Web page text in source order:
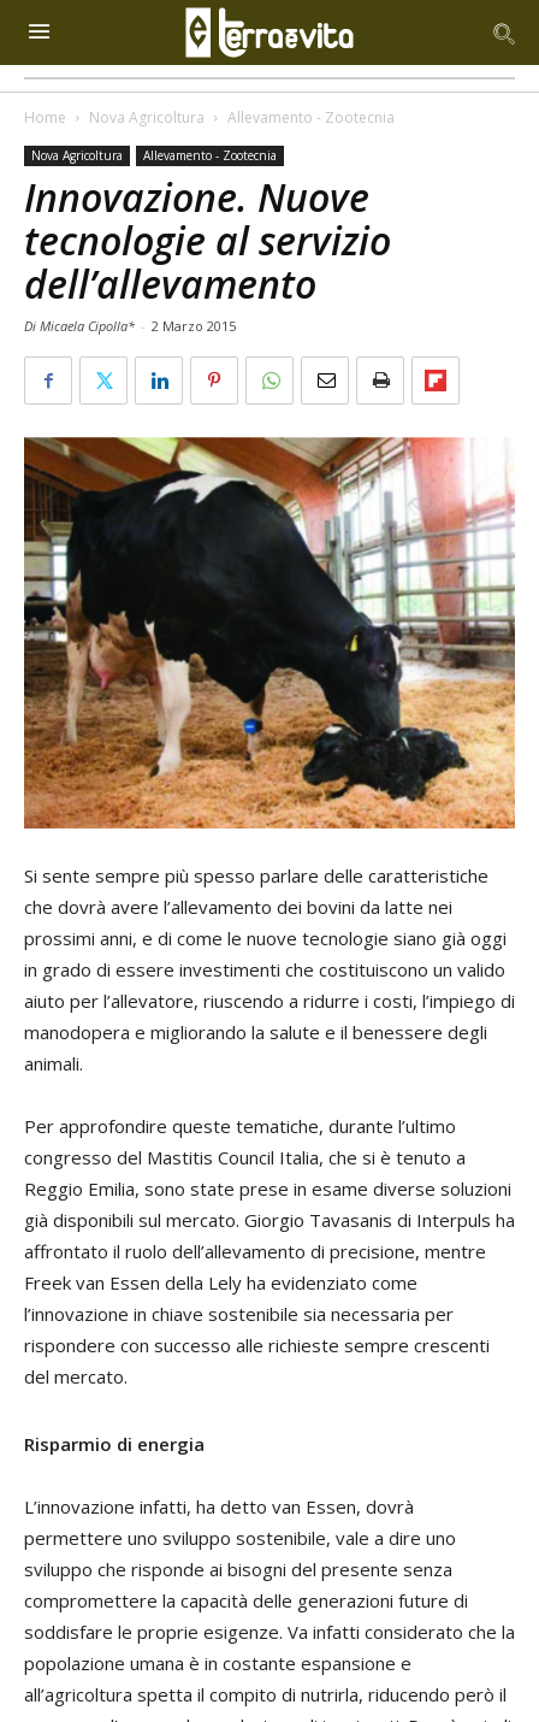
Home Nova Agricoltura Allevamento - Zootecnia
Nova Agricoltura Allevamento - Zootecnia
Innovazione. Nuove
tecnologie al servizio
dell’allevamento
Di Micaela Cipolla* - 2 Marzo 2015
Si sente sempre più spesso parlare delle caratteristiche
che dovrà avere l’allevamento dei bovini da latte nei
prossimi anni, e di come le nuove tecnologie siano già oggi
in grado di essere investimenti che costituiscono un valido
aiuto per l’allevatore, riuscendo a ridurre i costi, l’impiego di
manodopera e migliorando la salute e il benessere degli
animali.
Per approfondire queste tematiche, durante l’ultimo
congresso del Mastitis Council Italia, che si è tenuto a
Reggio Emilia, sono state prese in esame diverse soluzioni
già disponibili sul mercato. Giorgio Tavasanis di Interpuls ha
affrontato il ruolo dell’allevamento di precisione, mentre
Freek van Essen della Lely ha evidenziato come
l’innovazione in chiave sostenibile sia necessaria per
rispondere con successo alle richieste sempre crescenti
del mercato.
Risparmio di energia
L’innovazione infatti, ha detto van Essen, dovrà
permettere uno sviluppo sostenibile, vale a dire uno
sviluppo che risponde ai bisogni del presente senza
compromettere la capacità delle generazioni future di
soddisfare le proprie esigenze. Va infatti considerato che la
popolazione umana è in costante espansione e
all’agricoltura spetta il compito di nutrirla, riducendo però il